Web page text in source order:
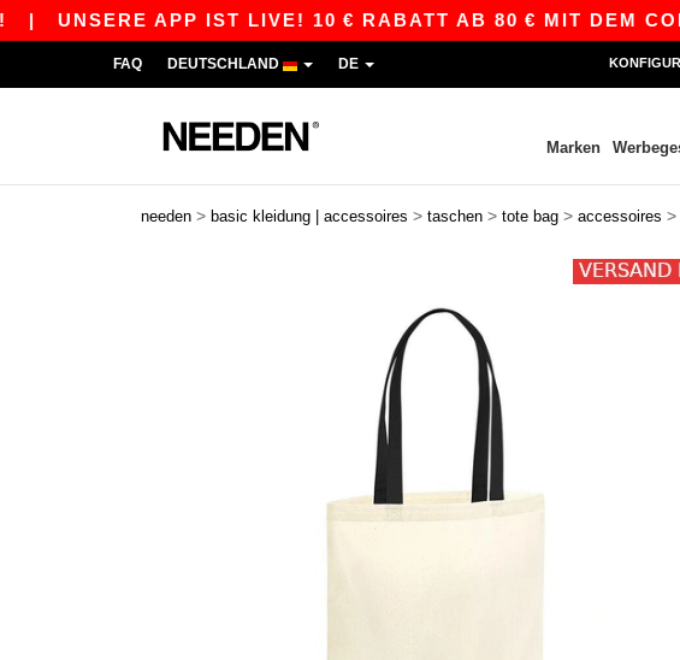
UNSERE APP IST LIVE! 10 € RABATT AB 80 € MIT DEM CODE
FAQ DEUTSCHLAND DE
Marken
needen > basic kleidung | accessoires > taschen > tote bag > accessoires >